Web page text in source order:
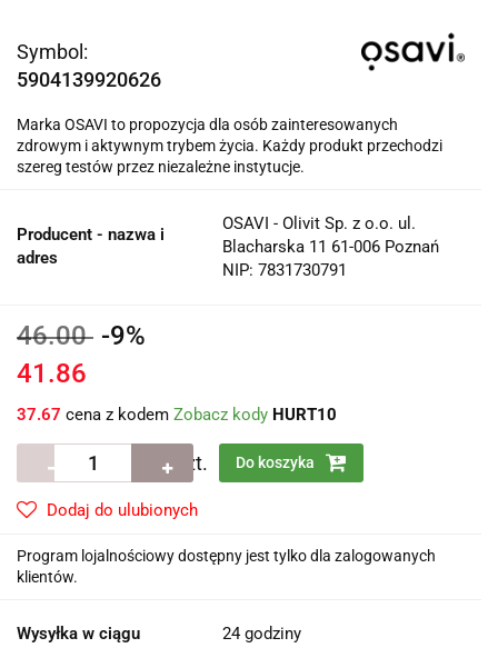
Symbol:
5904139920626
Marka OSAVI to propozycja dla osób zainteresowanych
zdrowym i aktywnym trybem życia. Każdy produkt przechodzi
szereg testów przez niezależne instytucje.
Producent - nazwa i
adres
OSAVI - Olivit Sp. z o.o. ul.
Blacharska 11 61-006 Poznań
NIP: 7831730791
46.00 -9%
41.86
37.67 cena z kodem Zobacz kody HURT10
szt. Do koszyka
Dodaj do ulubionych
Program lojalnościowy dostępny jest tylko dla zalogowanych
klientów.
Wysyłka w ciągu 24 godziny